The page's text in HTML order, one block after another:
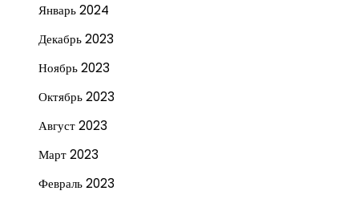
Январь 2024
Декабрь 2023
Ноябрь 2023
Октябрь 2023
Август 2023
Март 2023
Февраль 2023